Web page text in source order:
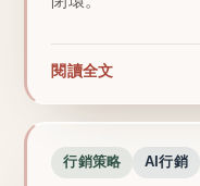
閱讀全文
行銷策略 AI行銷